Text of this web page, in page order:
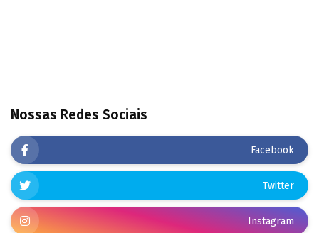
Nossas Redes Sociais
Facebook
Twitter
Instagram